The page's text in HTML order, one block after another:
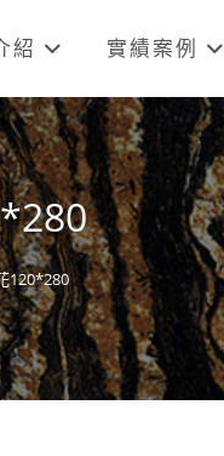
紹 實績案例
120*280